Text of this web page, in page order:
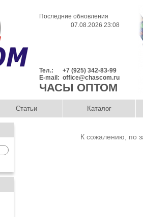
Последние обновления
07.08.2026 23:08
Тел.:
+7 (925) 342-83-99
E-mail: office@chascom.ru
ЧАСЫ ОПТОМ
Статьи Каталог
К сожалению, по